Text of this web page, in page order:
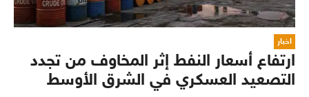
اخبار
ارتفاع أسعار النفط إثر المخاوف من تجدد
التصعيد العسكري في الشرق الأوسط